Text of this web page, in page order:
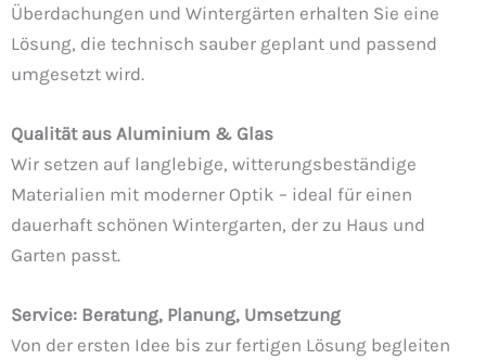
Überdachungen und Wintergärten erhalten Sie eine
Lösung, die technisch sauber geplant und passend
umgesetzt wird.
Qualität aus Aluminium & Glas
Wir setzen auf langlebige, witterungsbeständige
Materialien mit moderner Optik – ideal für einen
dauerhaft schönen Wintergarten, der zu Haus und
Garten passt.
Service: Beratung, Planung, Umsetzung
Von der ersten Idee bis zur fertigen Lösung begleiten